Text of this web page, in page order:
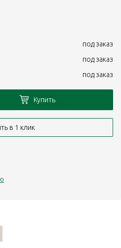
под заказ
под заказ
под заказ
Купить
в 1 клик